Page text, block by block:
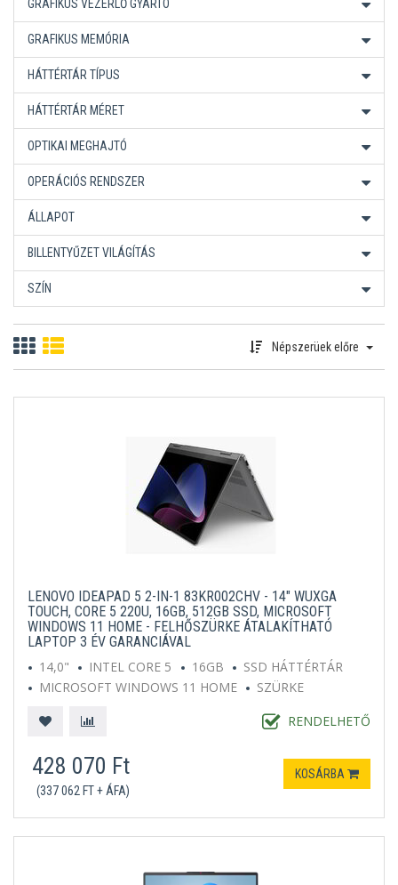
GRAFIKUS VEZÉRLŐ GYÁRTÓ
GRAFIKUS MEMÓRIA
HÁTTÉRTÁR TÍPUS
HÁTTÉRTÁR MÉRET
OPTIKAI MEGHAJTÓ
OPERÁCIÓS RENDSZER
ÁLLAPOT
BILLENTYŰZET VILÁGÍTÁS
SZÍN
Népszerüek előre
LENOVO IDEAPAD 5 2-IN-1 83KR002CHV - 14" WUXGA
TOUCH, CORE 5 220U, 16GB, 512GB SSD, MICROSOFT
WINDOWS 11 HOME - FELHŐSZÜRKE ÁTALAKÍTHATÓ
LAPTOP 3 ÉV GARANCIÁVAL
14,0"
INTEL CORE 5 16GB
SSD HÁTTÉRTÁR
MICROSOFT WINDOWS 11 HOME
SZÜRKE
RENDELHETŐ
428 070 Ft
(337 062 FT + ÁFA)
KOSÁRBA